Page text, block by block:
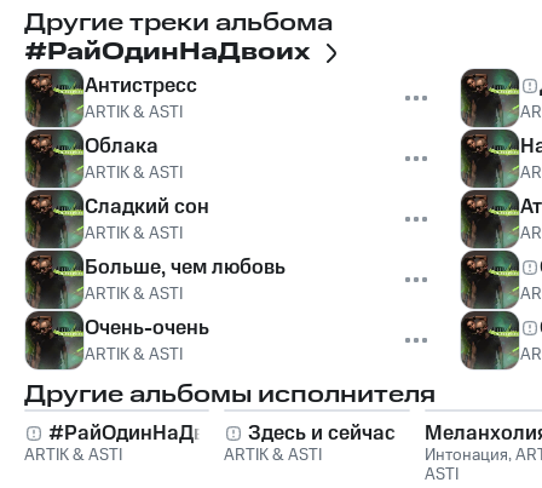
Другие треки альбома
#РайОдинНаДвоих
Антистресс
ARTIK & ASTI
Облака
ARTIK & ASTI
Сладкий сон
ARTIK & ASTI
Больше, чем любовь
ARTIK & ASTI
Очень-очень
ARTIK & ASTI
Другие альбомы исполнителя
#РайОдинНаДвоих
ARTIK & ASTI
Здесь и сейчас
ARTIK & ASTI Интонация,
ASTI